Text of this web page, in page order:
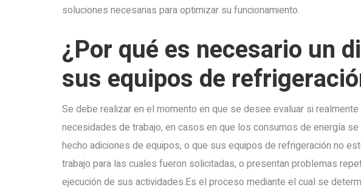
soluciones necesarias para optimizar su funcionamiento.
¿Por qué es necesario un
sus equipos de
Se debe realizar en el momento en que se desee evaluar si
necesidades de trabajo, en casos en que los consumos de energía
hecho adiciones de equipos, o que sus equipos de refrigeración no
trabajo para las cuales fueron solicitadas, o presentan problemas
ejecución de sus actividades.Es el proceso mediante el cual se